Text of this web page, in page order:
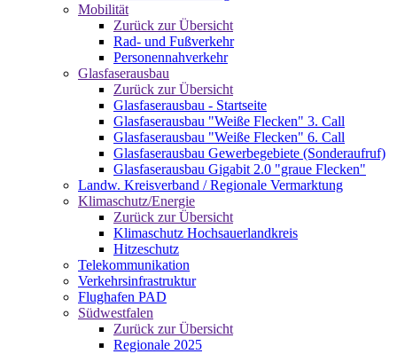
Mobilität
Zurück zur Übersicht
Rad- und Fußverkehr
Personennahverkehr
Glasfaserausbau
Zurück zur Übersicht
Glasfaserausbau - Startseite
Glasfaserausbau "Weiße Flecken" 3. Call
Glasfaserausbau "Weiße Flecken" 6. Call
Glasfaserausbau Gewerbegebiete (Sonderaufruf)
Glasfaserausbau Gigabit 2.0 "graue Flecken"
Landw. Kreisverband / Regionale Vermarktung
Klimaschutz/Energie
Zurück zur Übersicht
Klimaschutz Hochsauerlandkreis
Hitzeschutz
Telekommunikation
Verkehrsinfrastruktur
Flughafen PAD
Südwestfalen
Zurück zur Übersicht
Regionale 2025